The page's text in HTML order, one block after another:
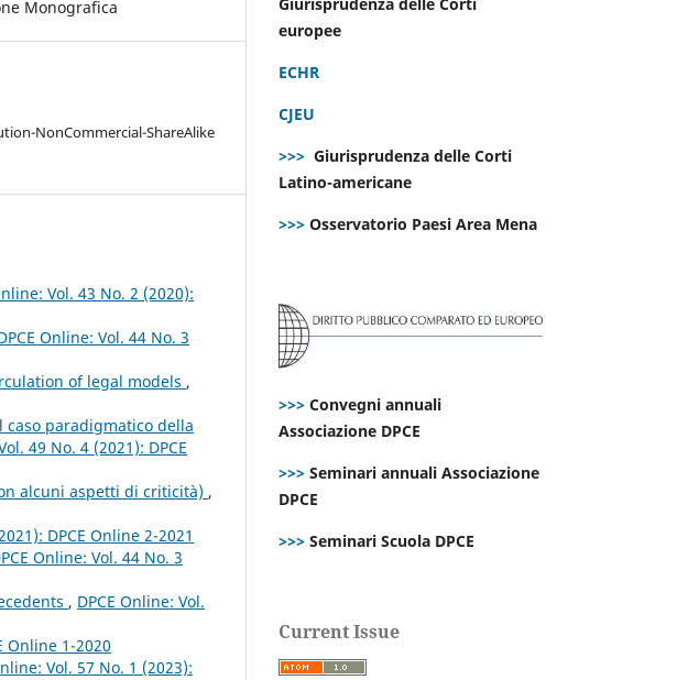
Monografica
NonCommercial-ShareAlike
Vol. 43 No. 2 (2020):
Online: Vol. 44 No. 3
of legal models ,
paradigmatico della
49 No. 4 (2021): DPCE
alcuni aspetti di criticità) ,
DPCE Online 2-2021
Online: Vol. 44 No. 3
, DPCE Online: Vol.
Online 1-2020
Vol. 57 No. 1 (2023):
europee
ECHR
CJEU
>>> Giurisprudenza delle Corti
Latino-americane
>>> Osservatorio Paesi Area Mena
>>> Convegni annuali
Associazione DPCE
>>> Seminari annuali Associazione
DPCE
>>> Seminari Scuola DPCE
Current Issue